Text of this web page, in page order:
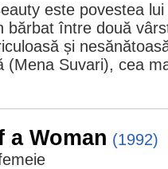
este povestea
bărbat între două
și
(Mena Suvari), cea
a Woman (1992)